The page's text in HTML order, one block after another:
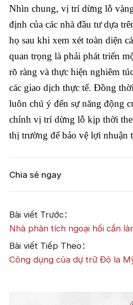
Nhìn chung, vị trí dừng lỗ
định của các nhà đầu tư dựa
họ sau khi xem xét toàn diện
quan trọng là phải phát triển
rõ ràng và thực hiện nghiêm
các giao dịch thực tế. Đồng
luôn chú ý đến sự năng động
chỉnh vị trí dừng lỗ kịp thời
thị trường để bảo vệ lợi nhuận
Chia sẻ ngay
Bài viết Trước：
Nhà phân tích ngoại hối cần
Bài viết Tiếp Theo：
Công dụng của dự trữ Đô la